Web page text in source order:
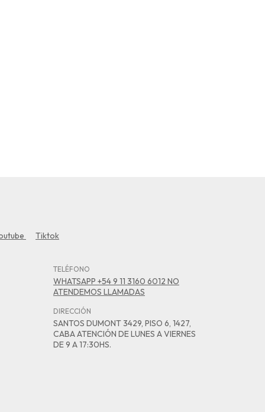
Tiktok
TELÉFONO
WHATSAPP +54 9 11 3160 6012 NO
ATENDEMOS LLAMADAS
DIRECCIÓN
SANTOS DUMONT 3429, PISO 6, 1427,
CABA ATENCIÓN DE LUNES A VIERNES
DE 9 A 17:30HS.